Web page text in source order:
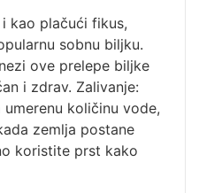
kao plačući fikus,
sobnu biljku.
ove prelepe biljke
i zdrav. Zalivanje:
količinu vode,
zemlja postane
koristite prst kako